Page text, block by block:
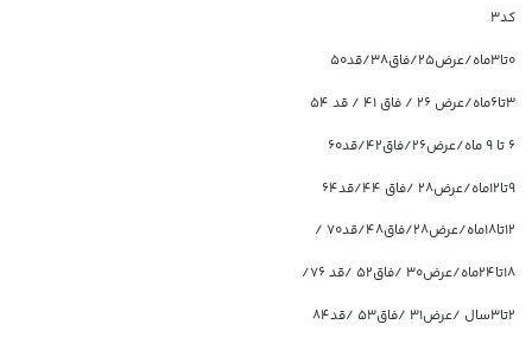
کد3
۰تا۳ماه/عرض۲۵/فاق۳۸/قد۵۰
۳تا۶ماه/عرض ۲۶ / فاق ۴۱ / قد ۵۴
۶ تا ۹ ماه/عرض۲۶/فاق۴۲/قد۶۰
۹تا۱۲ماه/عرض۲۸ /فاق ۴۴/قد۶۴
۱۲تا۱۸ماه/عرض۲۸/فاق۴۸/قد۷۰ /
۱۸تا۲۴ماه/عرض۳۰ /فاق۵۲ /قد ۷۶/
۲تا۳سال /عرض۳۱ /فاق۵۳ /قد۸۴